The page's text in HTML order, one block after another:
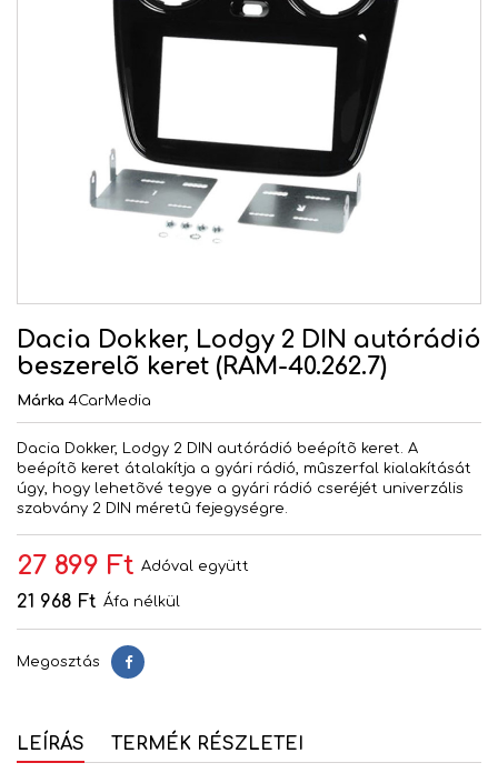
Dacia Dokker, Lodgy 2 DIN autórádió
beszerelõ keret (RAM-40.262.7)
Márka 4CarMedia
Dacia Dokker, Lodgy 2 DIN autórádió beépítõ keret. A
beépítõ keret átalakítja a gyári rádió, mûszerfal kialakítását
úgy, hogy lehetõvé tegye a gyári rádió cseréjét univerzális
szabvány 2 DIN méretû fejegységre.
27 899 Ft Adóval együtt
21 968 Ft Áfa nélkül
Megosztás Megosztás
LEÍRÁS TERMÉK RÉSZLETEI